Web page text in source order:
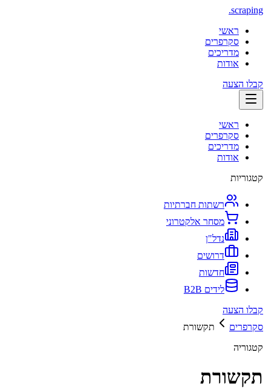
scraping
.
ראשי
סקרפרים
מדריכים
אודות
קבלו הצעה
ראשי
סקרפרים
מדריכים
אודות
קטגוריות
רשתות חברתיות
מסחר אלקטרוני
נדל"ן
דרושים
חדשות
לידים B2B
קבלו הצעה
סקרפרים
תקשורת
קטגוריה
תקשורת